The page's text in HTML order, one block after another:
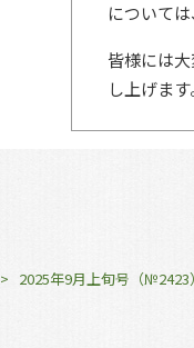
について
皆様には
し上げます
> 2025年9月上旬号（